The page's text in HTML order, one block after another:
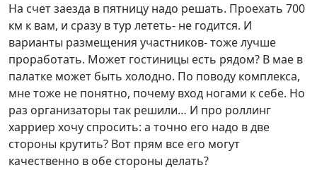
На счет заезда в пятницу надо решать. Проехать 700
км к вам, и сразу в тур лететь- не годится. И
варианты размещения участников- тоже лучше
проработать. Может гостиницы есть рядом? В мае в
палатке может быть холодно. По поводу комплекса,
мне тоже не понятно, почему вход ногами к себе. Но
раз организаторы так решили… И про роллинг
харриер хочу спросить: а точно его надо в две
стороны крутить? Вот прям все его могут
качественно в обе стороны делать?